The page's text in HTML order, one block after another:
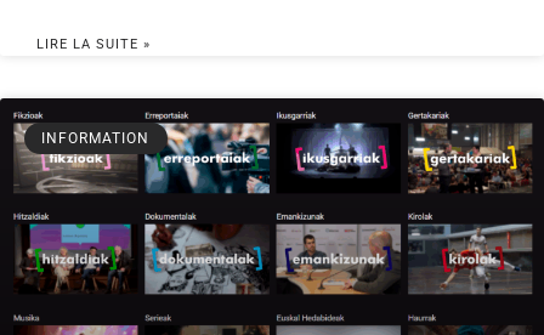
LIRE LA SUITE »
INFORMATION